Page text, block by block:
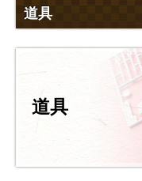
道具
道具